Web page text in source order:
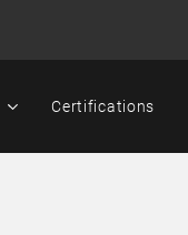
Certifications